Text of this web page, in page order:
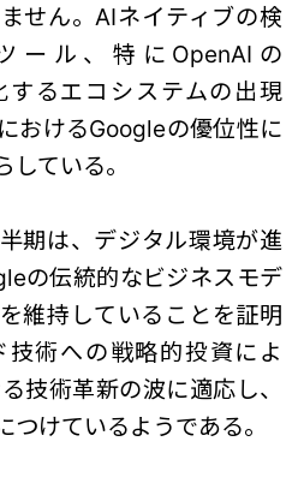
せん。AIネイティブの検
ール、特にOpenAIの
するエコシステムの出現
おけるGoogleの優位性に
ている。
期は、デジタル環境が進
の伝統的なビジネスモデ
維持していることを証明
技術への戦略的投資によ
技術革新の波に適応し、
けているようである。